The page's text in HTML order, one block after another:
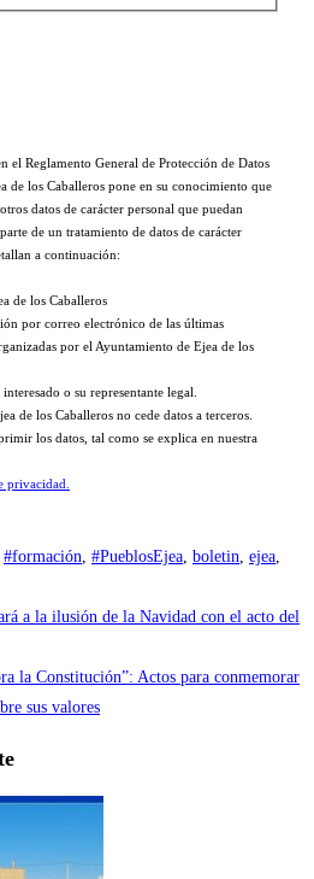
el Reglamento General de Protección de Datos
de los Caballeros pone en su conocimiento que
datos de carácter personal que puedan
de un tratamiento de datos de carácter
a continuación:
de los Caballeros
por correo electrónico de las últimas
por el Ayuntamiento de Ejea de los
o su representante legal.
de los Caballeros no cede datos a terceros.
los datos, tal como se explica en nuestra
privacidad.
#formación #PueblosEjea boletin ejea
a la ilusión de la Navidad con el acto del
la Constitución”: Actos para conmemorar
sus valores